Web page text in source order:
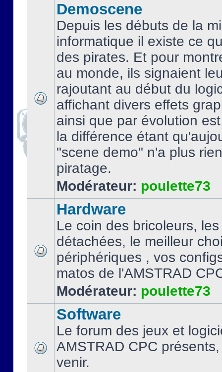
Demoscene
Depuis les débuts de la
informatique il existe ce
des pirates. Et pour
au monde, ils signaient
rajoutant au début du
affichant divers effets
ainsi que par évolution
la différence étant
"scene demo" n'a plus
piratage.
Modérateur: poulette73
Hardware
Le coin des bricoleurs,
détachées, le meilleur
périphériques , vos
matos de l'AMSTRAD
Modérateur: poulette73
Software
Le forum des jeux et
AMSTRAD CPC
venir.